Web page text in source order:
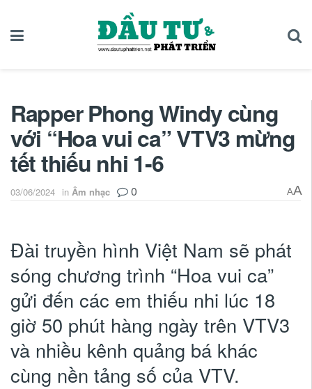
Rapper Phong Windy cùng
với “Hoa vui ca” VTV3 mừng
tết thiếu nhi 1-6
03/06/2024 in Âm nhạc 0 AA
Đài truyền hình Việt Nam sẽ phát
sóng chương trình “Hoa vui ca”
gửi đến các em thiếu nhi lúc 18
giờ 50 phút hàng ngày trên VTV3
và nhiều kênh quảng bá khác
cùng nền tảng số của VTV.